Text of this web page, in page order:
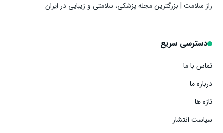
راز سلامت | بزرگترین مجله پزشکی، سلامتی و زیبایی در ایران
دسترسی سریع
تماس با ما
درباره ما
تازه ها
سیاست انتشار